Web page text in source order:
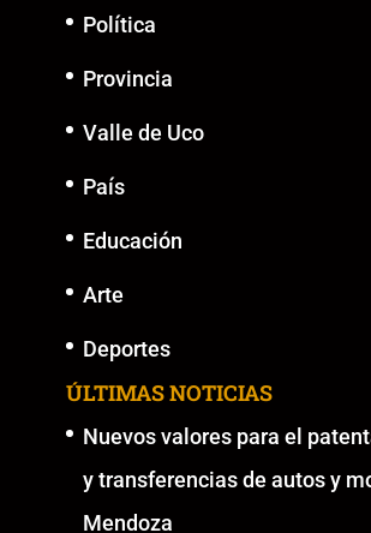
Política
Provincia
Valle de Uco
País
Educación
Arte
Deportes
ÚLTIMAS NOTICIAS
Nuevos valores para el
y transferencias de autos y
Mendoza